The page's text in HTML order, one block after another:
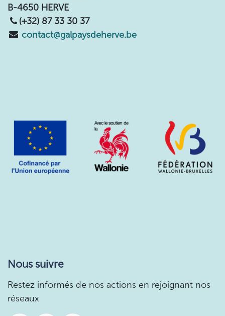
B-4650 HERVE
(+32) 87 33 30 37
contact@galpaysdeherve.be
Nous suivre
Restez informés de nos actions en rejoignant nos
réseaux